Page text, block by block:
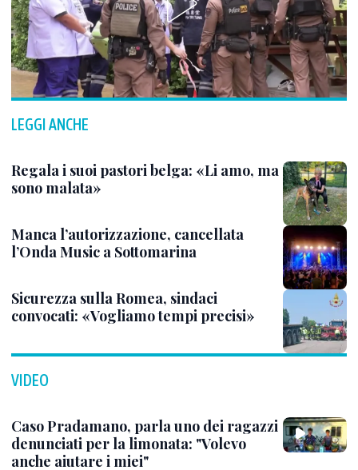
LEGGI ANCHE
Regala i suoi pastori belga: «Li amo, ma
sono malata»
Manca l’autorizzazione, cancellata
l’Onda Music a Sottomarina
Sicurezza sulla Romea, sindaci
convocati: «Vogliamo tempi precisi»
VIDEO
Caso Pradamano, parla uno dei ragazzi
denunciati per la limonata: "Volevo
anche aiutare i miei"